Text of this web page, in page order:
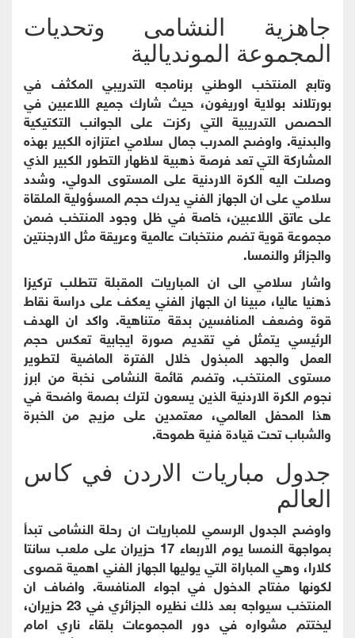
جاهزية النشامى وتحديات
المجموعة المونديالية
وتابع المنتخب الوطني برنامجه التدريبي المكثف في
بورتلاند بولاية اوريغون، حيث شارك جميع اللاعبين في
الحصص التدريبية التي ركزت على الجوانب التكتيكية
والبدنية. واوضح المدرب جمال سلامي اعتزازه الكبير بهذه
المشاركة التي تعد فرصة ذهبية لاظهار التطور الكبير الذي
وصلت اليه الكرة الاردنية على المستوى الدولي. وشدد
سلامي على ان الجهاز الفني يدرك حجم المسؤولية الملقاة
على عاتق اللاعبين، خاصة في ظل وجود المنتخب ضمن
مجموعة قوية تضم منتخبات عالمية وعريقة مثل الارجنتين
والجزائر والنمسا.
واشار سلامي الى ان المباريات المقبلة تتطلب تركيزا
ذهنيا عاليا، مبينا ان الجهاز الفني يعكف على دراسة نقاط
قوة وضعف المنافسين بدقة متناهية. واكد ان الهدف
الرئيسي يتمثل في تقديم صورة ايجابية تعكس حجم
العمل والجهد المبذول خلال الفترة الماضية لتطوير
مستوى المنتخب. وتضم قائمة النشامى نخبة من ابرز
نجوم الكرة الاردنية الذين يسعون لترك بصمة واضحة في
هذا المحفل العالمي، معتمدين على مزيج من الخبرة
والشباب تحت قيادة فنية طموحة.
جدول مباريات الاردن في كاس
العالم
واوضح الجدول الرسمي للمباريات ان رحلة النشامى تبدأ
بمواجهة النمسا يوم الاربعاء 17 حزيران على ملعب سانتا
كلارا، وهي المباراة التي يوليها الجهاز الفني اهمية قصوى
لكونها مفتاح الدخول في اجواء المنافسة. واضاف ان
المنتخب سيواجه بعد ذلك نظيره الجزائري في 23 حزيران،
ليختتم مشواره في دور المجموعات بلقاء ناري امام